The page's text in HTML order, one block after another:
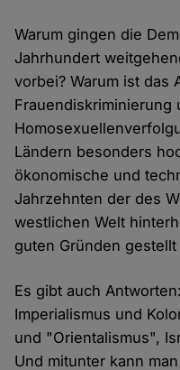
Warum gingen die
Jahrhundert
vorbei? Warum ist das
Frauendiskriminierung
Ländern besonders
ökonomische und
Jahrzehnten der des
westlichen Welt
guten Gründen
Es gibt auch
Imperialismus und
und "Orientalismus",
Und mitunter kann